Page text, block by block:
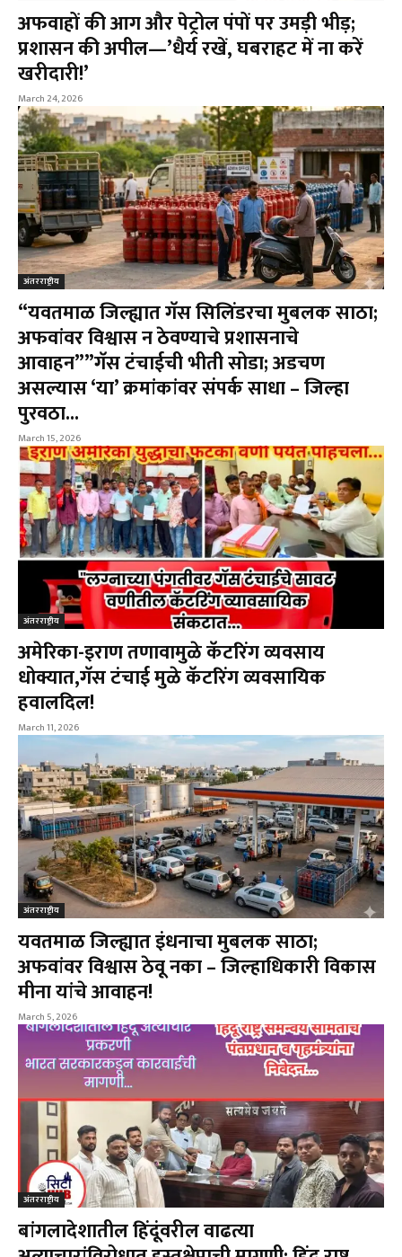
अफवाहों की आग और पेट्रोल पंपों पर उमड़ी भीड़;
प्रशासन की अपील—’धैर्य रखें, घबराहट में ना करें
खरीदारी!’
March 24, 2026
अंतरराष्ट्रीय
“यवतमाळ जिल्ह्यात गॅस सिलिंडरचा मुबलक साठा;
अफवांवर विश्वास न ठेवण्याचे प्रशासनाचे
आवाहन””गॅस टंचाईची भीती सोडा; अडचण
असल्यास ‘या’ क्रमांकांवर संपर्क साधा – जिल्हा
पुरवठा...
March 15, 2026
अंतरराष्ट्रीय
अमेरिका-इराण तणावामुळे कॅटरिंग व्यवसाय
धोक्यात,गॅस टंचाई मुळे कॅटरिंग व्यवसायिक
हवालदिल!
March 11, 2026
अंतरराष्ट्रीय
यवतमाळ जिल्ह्यात इंधनाचा मुबलक साठा;
अफवांवर विश्वास ठेवू नका – जिल्हाधिकारी विकास
मीना यांचे आवाहन!
March 5, 2026
अंतरराष्ट्रीय
बांगलादेशातील हिंदूंवरील वाढत्या